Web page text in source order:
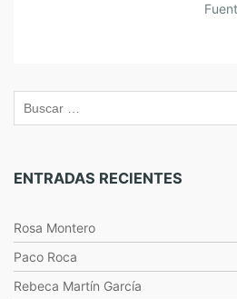
ENTRADAS RECIENTES
Rosa Montero
Paco Roca
Rebeca Martín García